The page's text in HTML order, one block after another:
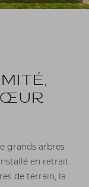
grands arbres
en retrait
de terrain, la